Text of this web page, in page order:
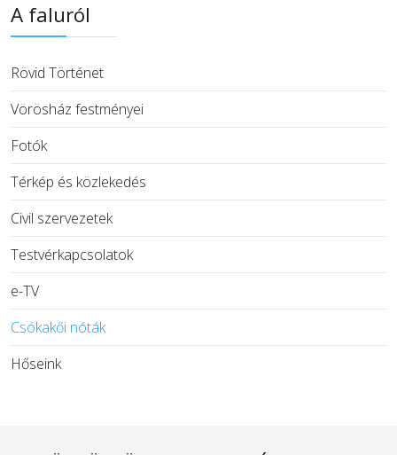
A faluról
Rövid Történet
Vörösház festményei
Fotók
Térkép és közlekedés
Civil szervezetek
Testvérkapcsolatok
e-TV
Csókakői nóták
Hőseink